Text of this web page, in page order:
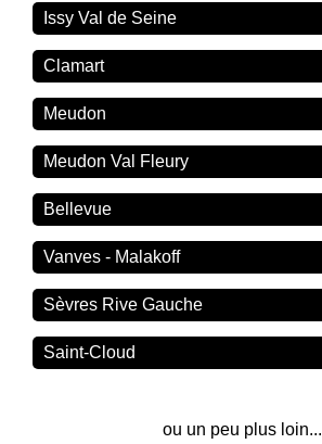
Issy Val de Seine
Clamart
Meudon
Meudon Val Fleury
Bellevue
Vanves - Malakoff
Sèvres Rive Gauche
Saint-Cloud
ou un peu plus loin...